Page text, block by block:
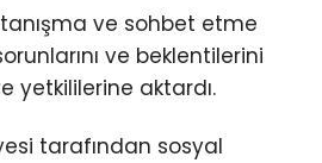
ve sohbet etme
ve beklentilerini
yetkililerine aktardı.
tarafından sosyal